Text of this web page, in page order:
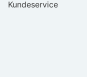
Kundeservice